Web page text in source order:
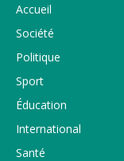
Accueil
Société
Politique
Sport
Éducation
International
Santé